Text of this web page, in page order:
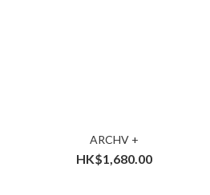
ARCHV +
HK$1,680.00